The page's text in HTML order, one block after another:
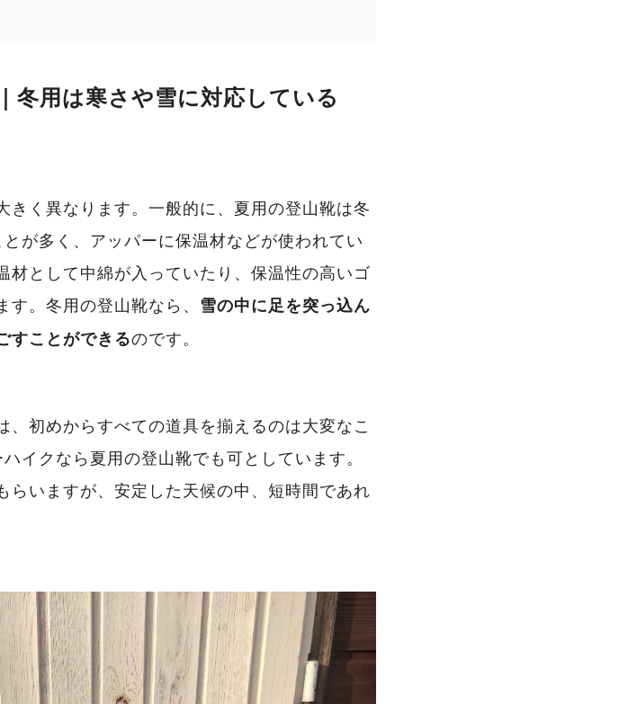
冬用は寒さや雪に対応している
く異なります。一般的に、夏用の登山靴は冬
が多く、アッパーに保温材などが使われてい
材として中綿が入っていたり、保温性の高いゴ
。冬用の登山靴なら、 雪の中に足を突っ込ん
すことができるのです。
初めからすべての道具を揃えるのは大変なこ
イクなら夏用の登山靴でも可としています。
らいますが、安定した天候の中、短時間であれ